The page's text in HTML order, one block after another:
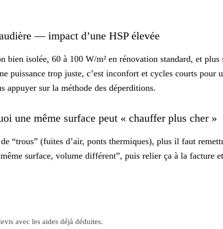
— impact d’une HSP élevée
isolée, 60 à 100 W/m² en rénovation standard, et
puissance trop juste, c’est inconfort et cycles courts pour
appuyer sur la méthode des déperditions.
une même surface peut « chauffer plus cher »
“trous” (fuites d’air, ponts thermiques), plus il faut
surface, volume différent”, puis relier ça à la facture
avec les aides déjà déduites.